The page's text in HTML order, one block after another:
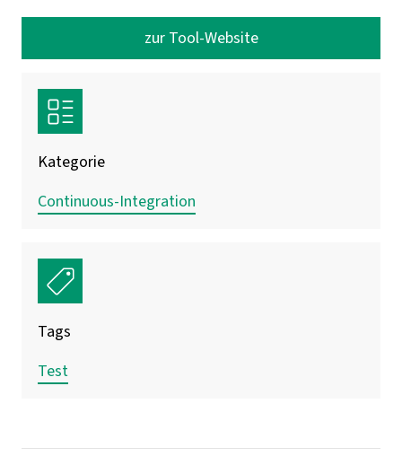
zur Tool-Website
Kategorie
Continuous-Integration
Tags
Test